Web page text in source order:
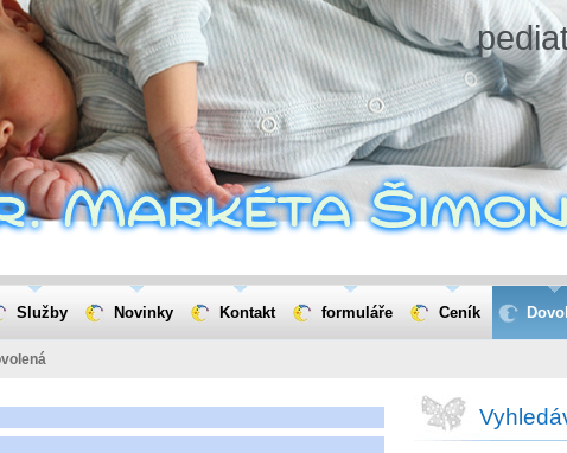
Služby Novinky Kontakt formuláře Ceník